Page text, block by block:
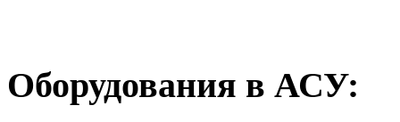
Оборудования в АСУ: